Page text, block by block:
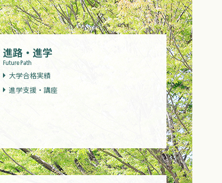
進路・進学
Future Path
大学合格実績
進学支援・講座